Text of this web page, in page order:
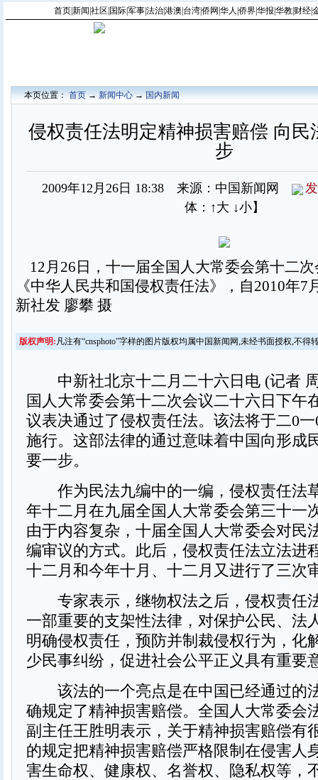
首页|新闻 社区 国际|军事|法治|港澳 台湾|侨网 华人 侨界|华报 华教| 财经|
本页位置：首页→新闻中心→国内新闻
侵权责任法明定精神损害赔偿 向民
步
2009年12月26日 18:38 来源：中国新闻网
体： ↑大 ↓小】
12月26日，十一届全国人大常委会第十二
《中华人民共和国侵权责任法》，自2010年7
新社发 廖攀 摄
版权声明:凡注有“cnsphoto”字样的图片版权均属中国新闻网,未经书面授权,不得
中新社北京十二月二十六日电 (记者
国人大常委会第十二次会议二十六日下午
议表决通过了侵权责任法。该法将于二0
施行。这部法律的通过意味着中国向形成
要一步。
作为民法九编中的一编，侵权责任法
年十二月在九届全国人大常委会第三十一
由于内容复杂，十届全国人大常委会对民
编审议的方式。此后，侵权责任法立法进
十二月和今年十月、十二月又进行了三次
专家表示，继物权法之后，侵权责任
一部重要的支架性法律，对保护公民、法
明确侵权责任，预防并制裁侵权行为，化
少民事纠纷，促进社会公平正义具有重要
该法的一个亮点是在中国已经通过的
确规定了精神损害赔偿。全国人大常委会
副主任王胜明表示，关于精神损害赔偿有
的规定把精神损害赔偿严格限制在侵害人
害生命权、健康权、名誉权、隐私权等，